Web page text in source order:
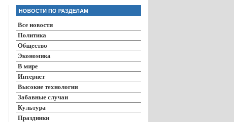
НОВОСТИ ПО РАЗДЕЛАМ
Все новости
Политика
Общество
Экономика
В мире
Интернет
Высокие технологии
Забавные случаи
Культура
Праздники